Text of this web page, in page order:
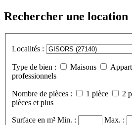
Rechercher une location
Localités :
Type de bien : Maisons
professionnels
Nombre de pièces : 1 pièce 2
pièces et plus
Surface en m² Min. : Max. :